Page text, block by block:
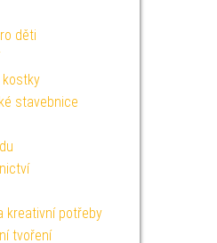
děti
stavebnice
kreativní potřeby
tvoření